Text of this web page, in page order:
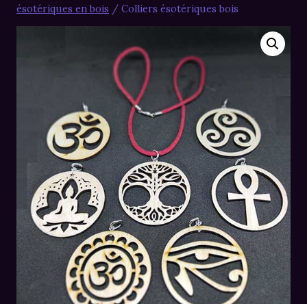
ésotériques en bois / Colliers ésotériques bois